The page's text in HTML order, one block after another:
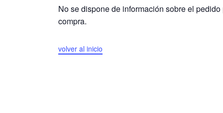
No se dispone de información sobre el
compra.
volver al inicio